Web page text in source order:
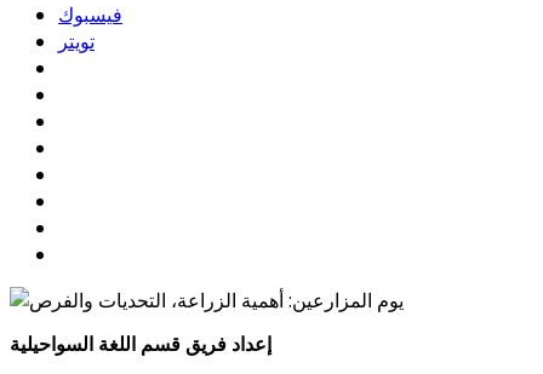
فيسبوك
تويتر
إعداد فريق قسم اللغة السواحيلية